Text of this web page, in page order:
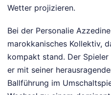
Wetter projizieren.
Bei der Personalie
marokkanisches Kollektiv,
kompakt stand. Der
er mit seiner
Ballführung im